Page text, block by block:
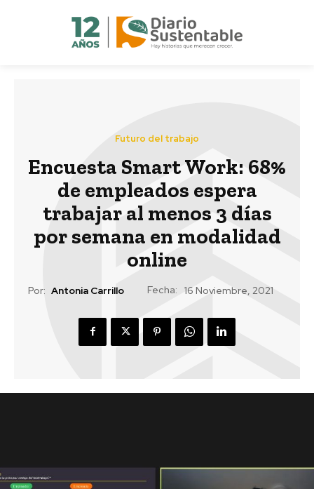
Futuro del trabajo
Encuesta Smart Work: 68%
de empleados espera
trabajar al menos 3 días
por semana en modalidad
online
Por: Antonia Carrillo Fecha: 16 Noviembre, 2021